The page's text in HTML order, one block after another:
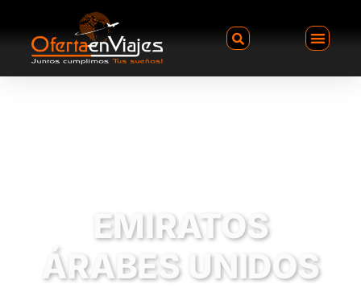
EMIRATOS
ÁRABES UNIDOS